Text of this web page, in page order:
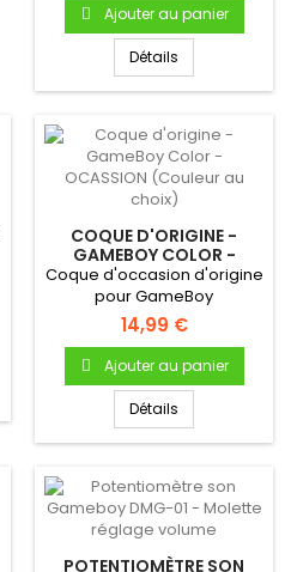
Ajouter au panier
Détails
COQUE D'ORIGINE -
GAMEBOY COLOR -
OCASSION (COULEUR AU
CHOIX)
Coque d'occasion d'origine
pour GameBoy
ColorDémontée sur une
console...
14,99 €
Ajouter au panier
Détails
POTENTIOMÈTRE SON